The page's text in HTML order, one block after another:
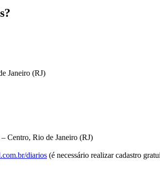
Janeiro (RJ)
Centro, Rio de Janeiro (RJ)
diarios (é necessário realizar cadastro